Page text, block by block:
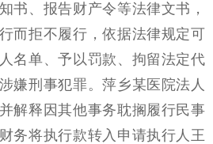
书、报告财产令等法律文书，
而拒不履行，依据法律规定可
名单、予以罚款、拘留法定代
嫌刑事犯罪。萍乡某医院法人
解释因其他事务耽搁履行民事
务将执行款转入申请执行人王